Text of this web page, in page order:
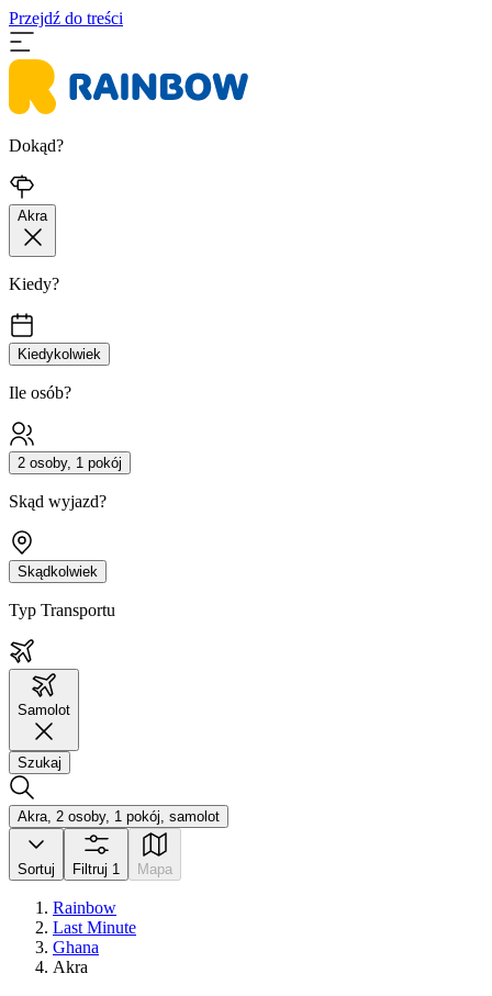
Przejdź do treści
Dokąd?
Akra
Kiedy?
Kiedykolwiek
Ile osób?
2 osoby, 1 pokój
Skąd wyjazd?
Skądkolwiek
Typ Transportu
Samolot
Szukaj
Akra, 2 osoby, 1 pokój, samolot
Sortuj Filtruj 1 Mapa
Rainbow
Last Minute
Ghana
Akra